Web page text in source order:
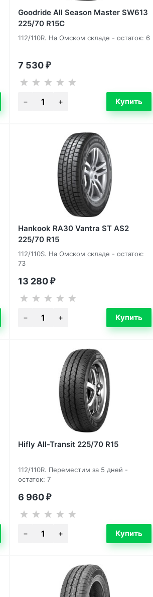
Goodride All Season Master SW613
225/70 R15C
112/110R. На Омском складе - остаток: 6
7 530 ₽
Hankook RA30 Vantra ST AS2
225/70 R15
112/110S. На Омском складе - остаток:
73
13 280 ₽
Hifly All-Transit 225/70 R15
112/110R. Переместим за 5 дней -
остаток: 7
6 960 ₽